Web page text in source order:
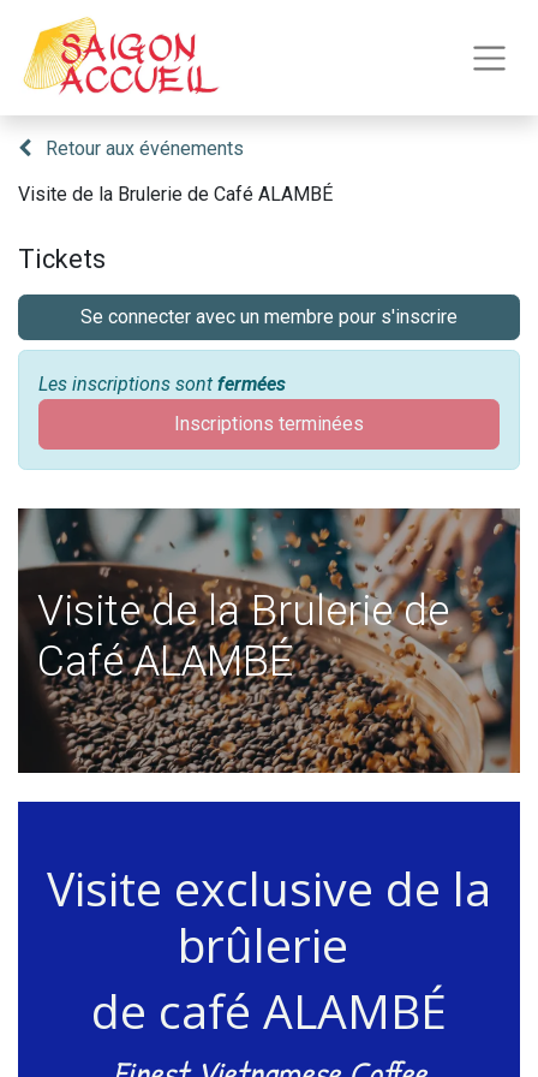
Retour aux événements
Visite de la Brulerie de Café ALAMBÉ
Tickets
Se connecter avec un membre pour s'inscrire
Les inscriptions sont fermées
Inscriptions terminées
Visite de la Brulerie de
Café ALAMBÉ
Visite exclusive de la
brûlerie
de café ALAMBÉ